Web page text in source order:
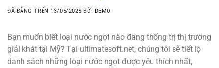
ĐÃ ĐĂNG TRÊN 13/05/2025 BỞI DEMO
Bạn muốn biết loại nước ngọt nào đang thống trị thị trường
giải khát tại Mỹ? Tại ultimatesoft.net, chúng tôi sẽ tiết lộ
danh sách những loại nước ngọt được yêu thích nhất,